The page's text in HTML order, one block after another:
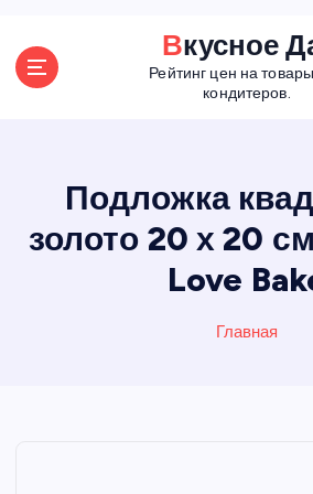
Вкусное
Рейтинг цен на
кондитеров.
Подложка
золото 20 х 20
Love
Главная